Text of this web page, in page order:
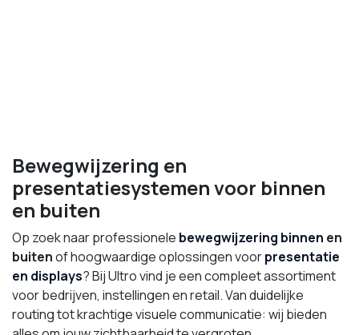
Bewegwijzering en
presentatiesystemen voor binnen
en buiten
Op zoek naar professionele bewegwijzering binnen en
buitenof hoogwaardige oplossingen voorpresentatie
en displays? Bij Ultro vind je een compleet assortiment
voor bedrijven, instellingen en retail. Van duidelijke
routing tot krachtige visuele communicatie: wij bieden